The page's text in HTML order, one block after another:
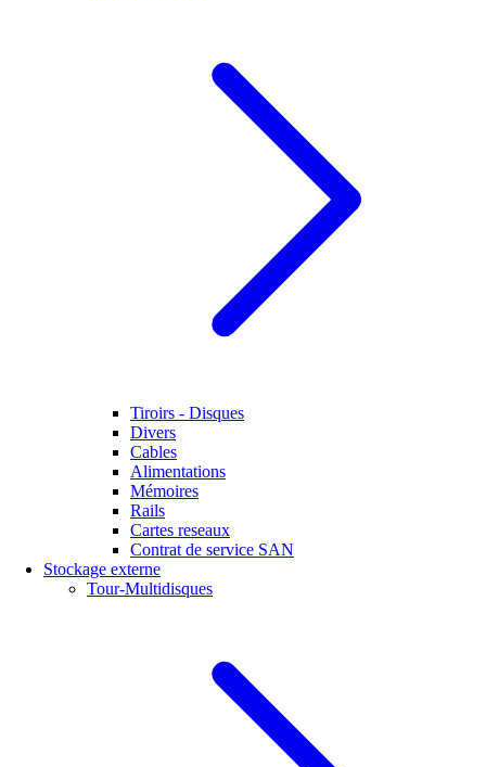
Tiroirs - Disques
Divers
Cables
Alimentations
Mémoires
Rails
Cartes reseaux
Contrat de service SAN
Stockage externe
Tour-Multidisques